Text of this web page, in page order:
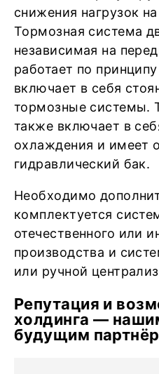
снижения нагрузок на
Тормозная система
независимая на
работает по
включает в себя
тормозные системы.
также включает в
охлаждения и имеет
гидравлический бак.
Необходимо
комплектуется
отечественного или
производства и
или ручной
Репутация и
холдинга —
будущим